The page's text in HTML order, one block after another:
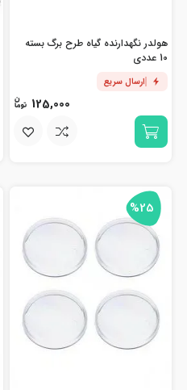
هولدر نگهدارنده گیاه طرح برگ بسته
10 عددی
ارسال سریع
125,000
%25